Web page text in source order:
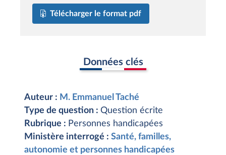
Télécharger le format pdf
Données clés
Auteur : M. Emmanuel Taché
Type de question : Question écrite
Rubrique : Personnes handicapées
Ministère interrogé : Santé, familles,
autonomie et personnes handicapées